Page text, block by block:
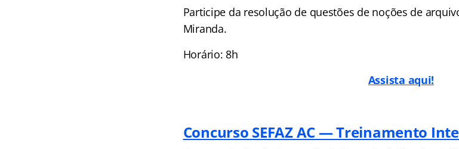
Participe da resolução de questões de noções de
Miranda.
Horário: 8h
Assista aqui!
Concurso SEFAZ AC — Treinamento